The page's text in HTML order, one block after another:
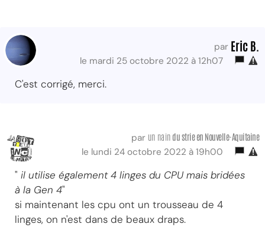
par Eric B.
le mardi 25 octobre 2022 à 12h07
C'est corrigé, merci.
par un nain du strieen Nouvelle-Aquitaine
le lundi 24 octobre 2022 à 19h00
" il utilise également 4 linges du CPU mais bridées
à la Gen 4"
si maintenant les cpu ont un trousseau de 4
linges, on n'est dans de beaux draps.